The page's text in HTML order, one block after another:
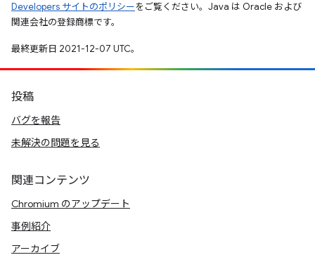
Developers サイトのポリシーをご覧ください。Java は Oracle および
関連会社の登録商標です。
最終更新日 2021-12-07 UTC。
投稿
バグを報告
未解決の問題を見る
関連コンテンツ
Chromium のアップデート
事例紹介
アーカイブ